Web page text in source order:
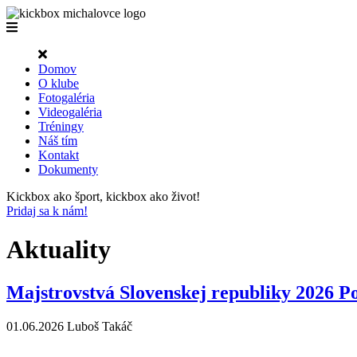
Domov
O klube
Fotogaléria
Videogaléria
Tréningy
Náš tím
Kontakt
Dokumenty
Kickbox ako šport, kickbox ako život!
Pridaj sa k nám!
Aktuality
Majstrovstvá Slovenskej republiky 2026
01.06.2026 Luboš Takáč